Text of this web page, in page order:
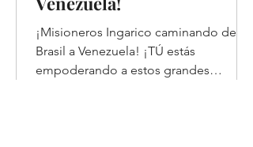
¡Misioneros Ingarico caminando de
Brasil a Venezuela! ¡TÚ estás
empoderando a estos grandes